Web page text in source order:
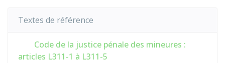
Textes de référence
Code de la justice pénale des mineures :
articles L311-1 à L311-5